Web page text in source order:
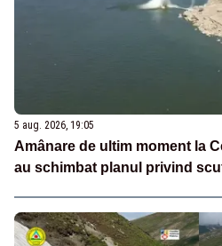
5 aug. 2026, 19:05
Amânare de ultim moment la
au schimbat planul privind